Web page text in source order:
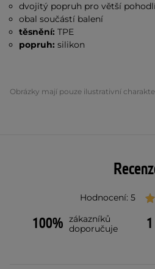
dvojitý popruh pro větší
obal součástí balení
těsnění: TPE
popruh:silikon
Obrázky mají pouze ilustrativní
Hodnocení: 5
100% zákazníků
doporučuje
1